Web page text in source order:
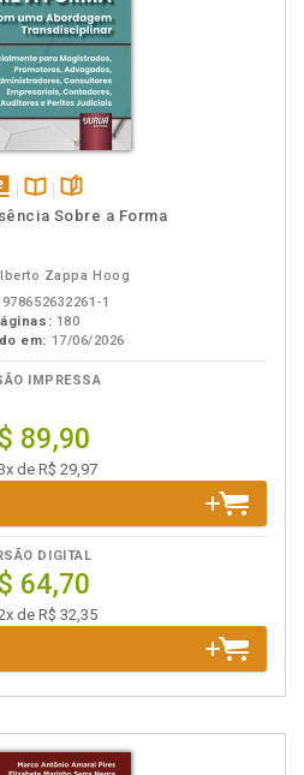
Disponível
páginas
Sobre a Forma
Zappa Hoog
978652632261-1
180
em: 17/06/2026
IMPRESSA
89,90
de R$ 29,97
DIGITAL
64,70
de R$ 32,35